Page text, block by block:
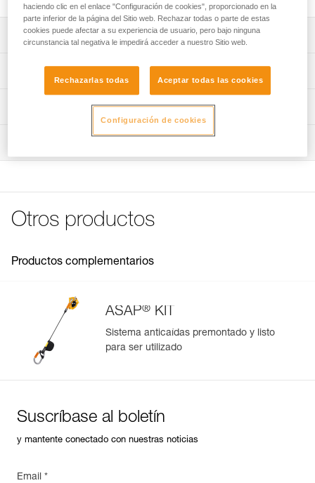
Descripción
Funda ASAP’SORBER AXESS, referencia L071EC00,
compatible con:
- ASAP’SORBER AXESS (L071CC00) comercializado a
partir de 2026.
Funda ASAP’SORBER AXESS, referencia L071EA00,
- ASAP’SORBER AXESS (L071CB00) comercializado
Características técnicas
Características por referencia
Garantía : 3 Años
Referencia : L071EC00
Garantía : CN Años
Pack : 3
Información técnica
Gestión y control simplificados de tus EPI
Importe y exporte de forma sencilla los datos de sus EPI.
Consulte el historial de un producto desde su fecha de
Otros productos
Productos complementarios
ASAP® KIT
Sistema anticaídas premontado y listo
para ser utilizado
Suscríbase al boletín
y mantente conectado con nuestras noticias
Email *
haciendo clic en el enlace "Configuración de cookies", proporcionado en la
parte inferior de la página del Sitio web. Rechazar todas o parte de estas
cookies puede afectar a su experiencia de usuario, pero bajo ninguna
circunstancia tal negativa le impedirá acceder a nuestro Sitio web.
Rechazarlas todas Aceptar todas las cookies
Configuración de cookies